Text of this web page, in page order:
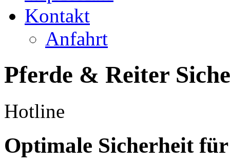
Kontakt
Anfahrt
Pferde & Reiter
Hotline
Optimale Sicherheit